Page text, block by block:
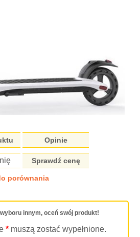
Opinie
Sprawdź cenę
porównania
innym, oceń swój produkt!
* muszą zostać wypełnione.